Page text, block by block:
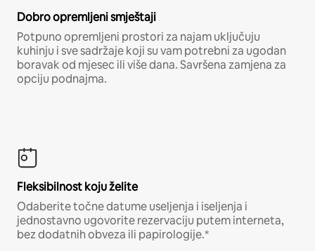
Dobro opremljeni smještaji
Potpuno opremljeni prostori za najam uključuju
kuhinju i sve sadržaje koji su vam potrebni za ugodan
boravak od mjesec ili više dana. Savršena zamjena za
opciju podnajma.
Fleksibilnost koju želite
Odaberite točne datume useljenja i iseljenja i
jednostavno ugovorite rezervaciju putem interneta,
bez dodatnih obveza ili papirologije.*